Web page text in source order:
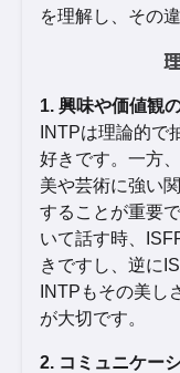
を理解し、その
1. 興味や価値観
INTPは理論的で
好きです。一方
美や芸術に強い
することが重要
いて話す時、
きですし、逆に
INTPもその美し
が大切です。
2. コミュニケー